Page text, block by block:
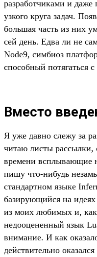
разработчиками и
узкого круга задач.
большая часть из них
сей день. Едва ли не
Node9, симбиоз
способный потягаться
Вместо
Я уже давно слежу за
читаю листы
времени всплывающие
пишу что-нибудь
стандартном языке
базирующийся на
из моих любимых и,
недооцененный язык
внимание. И как
действительно